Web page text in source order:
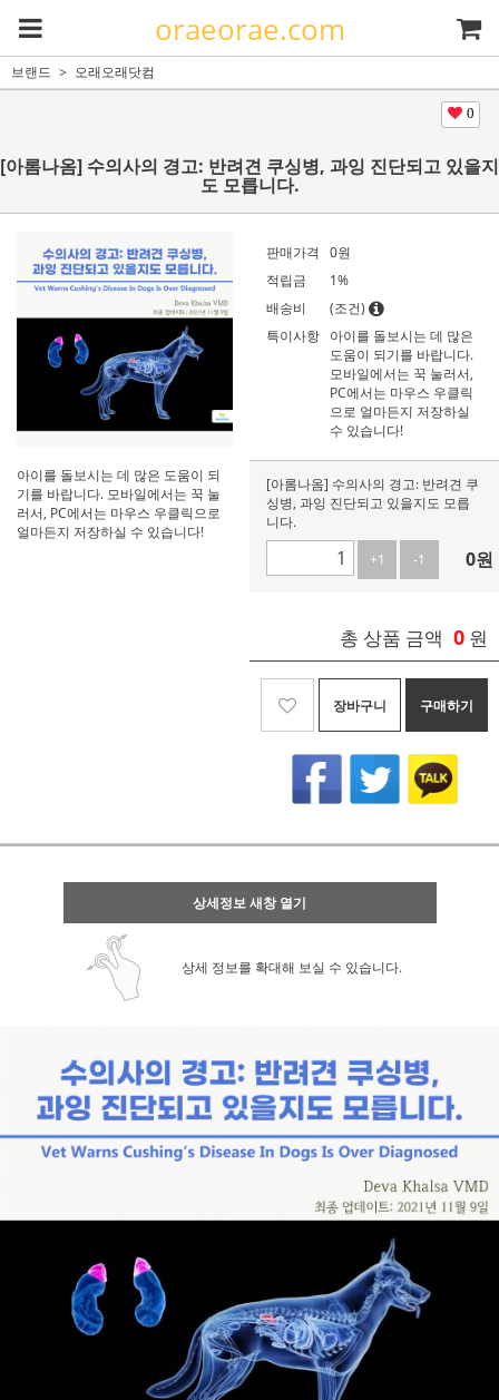
oraeorae.com
브랜드 오래오래닷컴
0
[아롬나옴] 수의사의 경고: 반려견 쿠싱병, 과잉 진단되고 있을지
도 모릅니다.
아이를 돌보시는 데 많은 도움이 되
기를 바랍니다. 모바일에서는 꾹 눌
러서, PC에서는 마우스 우클릭으로
얼마든지 저장하실 수 있습니다!
판매가격 0원
적립금
1%
배송비
(조건)
특이사항 아이를 돌보시는 데 많은
도움이 되기를 바랍니다.
모바일에서는 꾹 눌러서,
PC에서는 마우스 우클릭
으로 얼마든지 저장하실
수 있습니다!
[아롬나옴] 수의사의 경고: 반려견 쿠
싱병, 과잉 진단되고 있을지도 모릅
니다.
+1
-1 0원
총 상품 금액 0 원
장바구니 구매하기
상세정보 새창 열기
상세 정보를 확대해 보실 수 있습니다.